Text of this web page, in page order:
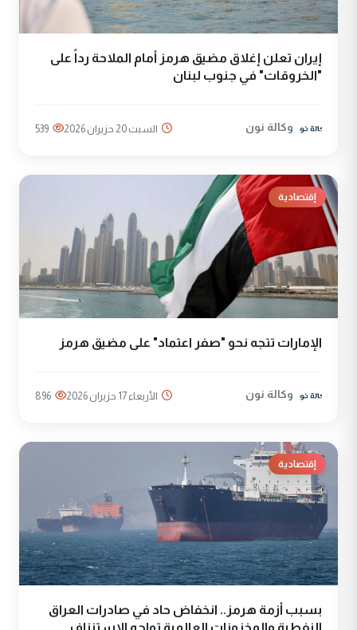
إيران تعلن إغلاق مضيق هرمز أمام الملاحة رداً على
"الخروقات" في جنوب لبنان
وكالة نون السبت 20 حزيران 2026 539
إقتصادية
الإمارات تتجه نحو "صفر اعتماد" على مضيق هرمز
وكالة نون الأربعاء 17 حزيران 2026 896
إقتصادية
بسبب أزمة هرمز.. انخفاض حاد في صادرات العراق
النفطية والمخزونات العالمية تواجه الاستنزاف